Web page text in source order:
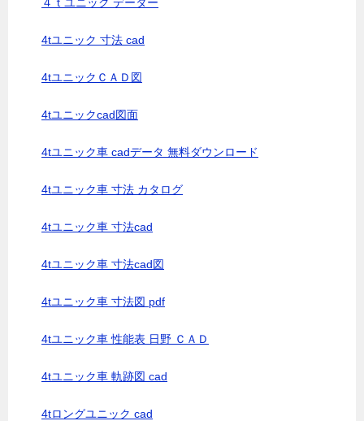
4tユニック 寸法 cad
4tユニックＣＡＤ図
4tユニックcad図面
4tユニック車 cadデータ 無料ダウンロード
4tユニック車 寸法 カタログ
4tユニック車 寸法cad
4tユニック車 寸法cad図
4tユニック車 寸法図 pdf
4tユニック車 性能表 日野 ＣＡＤ
4tユニック車 軌跡図 cad
4tロングユニック cad